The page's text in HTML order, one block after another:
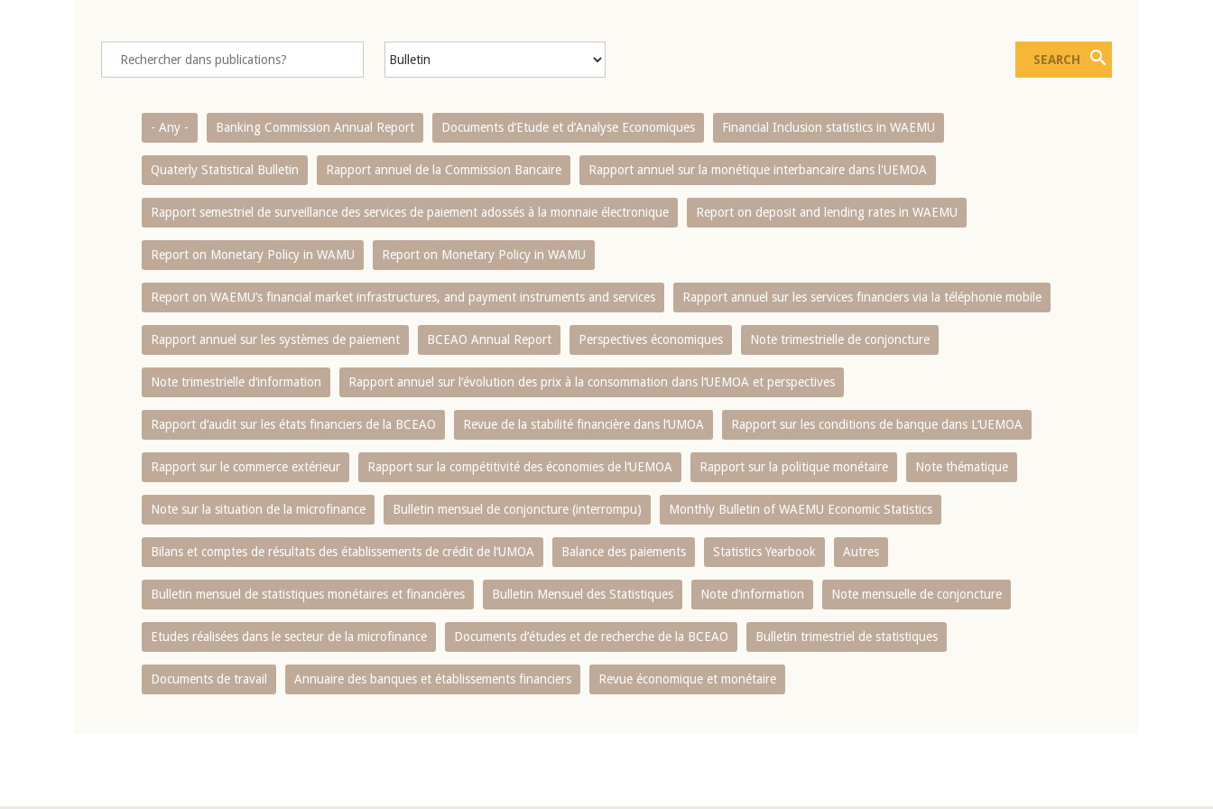
- Any - Banking Commission Annual Report Documents d’Etude et d’Analyse Economiques Financial Inclusion statistics in WAEMU
Quaterly Statistical Bulletin Rapport annuel de la Commission Bancaire Rapport annuel sur la monétique interbancaire dans l'UEMOA
Rapport semestriel de surveillance des services de paiement adossés à la monnaie électronique Report on deposit and lending rates in WAEMU
Report on Monetary Policy in WAMU Report on Monetary Policy in WAMU
Report on WAEMU’s financial market infrastructures, and payment instruments and services Rapport annuel sur les services financiers via la téléphonie mobile
Rapport annuel sur les systèmes de paiement BCEAO Annual Report Perspectives économiques Note trimestrielle de conjoncture
Note trimestrielle d‘information Rapport annuel sur l‘évolution des prix à la consommation dans l‘UEMOA et perspectives
Rapport d‘audit sur les états financiers de la BCEAO Revue de la stabilité financière dans l‘UMOA Rapport sur les conditions de banque dans L‘UEMOA
Rapport sur le commerce extérieur Rapport sur la compétitivité des économies de l‘UEMOA Rapport sur la politique monétaire Note thématique
Note sur la situation de la microfinance Bulletin mensuel de conjoncture (interrompu) Monthly Bulletin of WAEMU Economic Statistics
Bilans et comptes de résultats des établissements de crédit de l‘UMOA Balance des paiements Statistics Yearbook Autres
Bulletin mensuel de statistiques monétaires et financières Bulletin Mensuel des Statistiques Note d’information Note mensuelle de conjoncture
Etudes réalisées dans le secteur de la microfinance Documents d’études et de recherche de la BCEAO Bulletin trimestriel de statistiques
Documents de travail Annuaire des banques et établissements financiers Revue économique et monétaire